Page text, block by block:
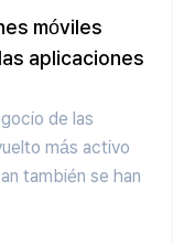
móviles
aplicaciones
de las
más activo
también se han